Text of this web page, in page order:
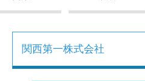
関西第一株式会社